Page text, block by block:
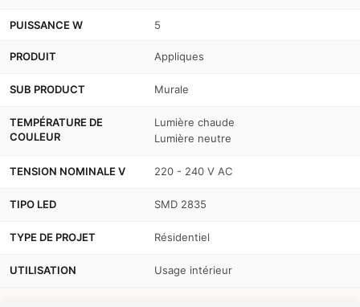
PUISSANCE W 5
PRODUIT Appliques
SUB PRODUCT Murale
TEMPÉRATURE DE
COULEUR
Lumière chaude
Lumière neutre
TENSION NOMINALE V 220 - 240 V AC
TIPO LED SMD 2835
TYPE DE PROJET Résidentiel
UTILISATION Usage intérieur